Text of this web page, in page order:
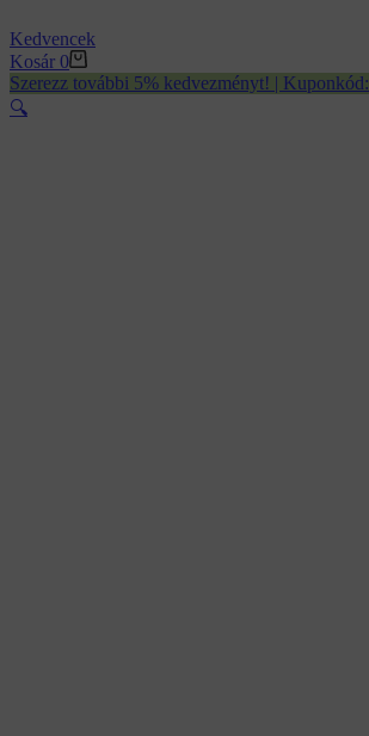
Kedvencek
Kosár 0
Szerezz további 5% kedvezményt! | Kuponkód:
🔍